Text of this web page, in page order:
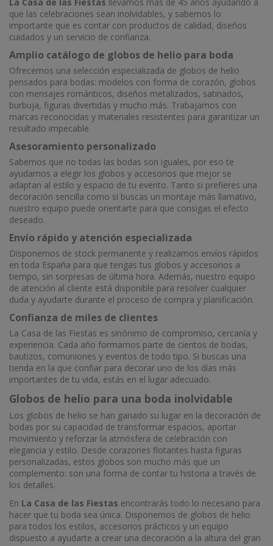
que las celebraciones sean inolvidables, y sabemos lo
importante que es contar con productos de calidad, diseños
cuidados y un servicio de confianza.
Amplio catálogo de globos de helio para boda
Ofrecemos una selección especializada de globos de helio
pensados para bodas: modelos con forma de corazón, globos
con mensajes románticos, diseños metalizados, satinados,
burbuja, figuras divertidas y mucho más. Trabajamos con
marcas reconocidas y materiales resistentes para garantizar un
resultado impecable.
Asesoramiento personalizado
Sabemos que no todas las bodas son iguales, por eso te
ayudamos a elegir los globos y accesorios que mejor se
adaptan al estilo y espacio de tu evento. Tanto si prefieres una
decoración sencilla como si buscas un montaje más llamativo,
nuestro equipo puede orientarte para que consigas el efecto
deseado.
Envío rápido y atención especializada
Disponemos de stock permanente y realizamos envíos rápidos
en toda España para que tengas tus globos y accesorios a
tiempo, sin sorpresas de última hora. Además, nuestro equipo
de atención al cliente está disponible para resolver cualquier
duda y ayudarte durante el proceso de compra y planificación.
Confianza de miles de clientes
La Casa de las Fiestas es sinónimo de compromiso, cercanía y
experiencia. Cada año formamos parte de cientos de bodas,
bautizos, comuniones y eventos de todo tipo. Si buscas una
tienda en la que confiar para decorar uno de los días más
importantes de tu vida, estás en el lugar adecuado.
Globos de helio para una boda inolvidable
Los globos de helio se han ganado su lugar en la decoración de
bodas por su capacidad de transformar espacios, aportar
movimiento y reforzar la atmósfera de celebración con
elegancia y estilo. Desde corazones flotantes hasta figuras
personalizadas, estos globos son mucho más que un
complemento: son una forma de contar tu historia a través de
los detalles.
En La Casa de las Fiestas encontrarás todo lo necesario para
hacer que tu boda sea única. Disponemos de globos de helio
para todos los estilos, accesorios prácticos y un equipo
dispuesto a ayudarte a crear una decoración a la altura del gran